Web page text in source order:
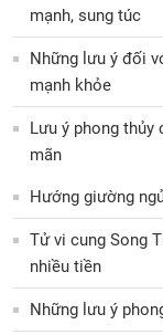
mạnh, sung túc
Những lưu ý đối
mạnh khỏe
Lưu ý phong thủy
mãn
Hướng giường
Tử vi cung Song
nhiều tiền
Những lưu ý